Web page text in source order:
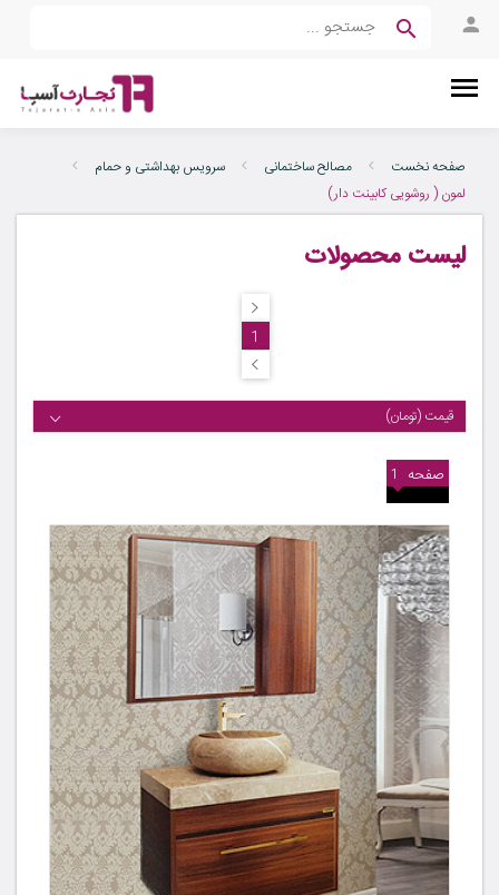
صفحه نخست مصالح ساختمانی
سرویس بهداشتی و حمام
لمون ( روشویی کابینت دار)
لیست محصولات
1
قیمت (تومان)
صفحه 1